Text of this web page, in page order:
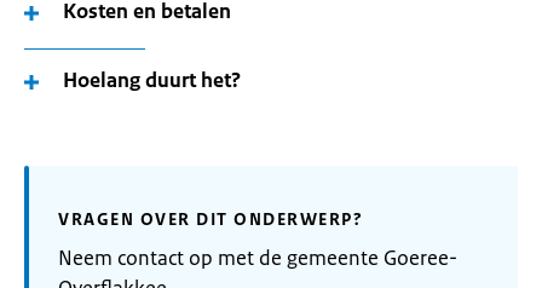
Kosten en betalen
Hoelang duurt het?
VRAGEN OVER DIT ONDERWERP?
Neem contact op met de gemeente Goeree-